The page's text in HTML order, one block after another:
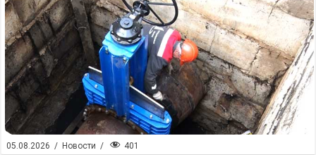
05.08.2026 / Новости / 401